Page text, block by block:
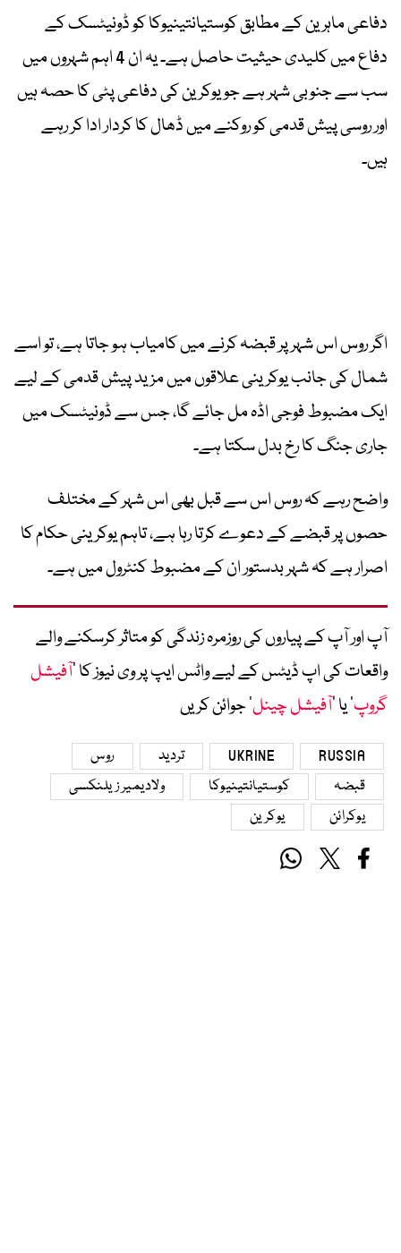
دفاعی ماہرین کے مطابق کوستیانتینیوکا کو ڈونیٹسک کے
دفاع میں کلیدی حیثیت حاصل ہے۔ یہ ان 4 اہم شہروں میں
سب سے جنوبی شہر ہے جو یوکرین کی دفاعی پٹی کا حصہ ہیں
اور روسی پیش قدمی کو روکنے میں ڈھال کا کردار ادا کر رہے
ہیں۔
اگر روس اس شہر پر قبضہ کرنے میں کامیاب ہو جاتا ہے، تو اسے
شمال کی جانب یوکرینی علاقوں میں مزید پیش قدمی کے لیے
ایک مضبوط فوجی اڈہ مل جائے گا، جس سے ڈونیٹسک میں
جاری جنگ کا رخ بدل سکتا ہے۔
واضح رہے کہ روس اس سے قبل بھی اس شہر کے مختلف
حصوں پر قبضے کے دعوے کرتا رہا ہے، تاہم یوکرینی حکام کا
اصرار ہے کہ شہر بدستور ان کے مضبوط کنٹرول میں ہے۔
آپ اور آپ کے پیاروں کی روزمرہ زندگی کو متاثر کرسکنے والے
واقعات کی اپ ڈیٹس کے لیے واٹس ایپ پر وی نیوز کا ’آفیشل
گروپ‘ یا ’آفیشل چینل‘ جوائن کریں
RUSSIA
UKRINE تردید
روس
قبضہ
کوستیانتینیوکا
ولادیمیر زیلنکسی
یوکرائن
یوکرین